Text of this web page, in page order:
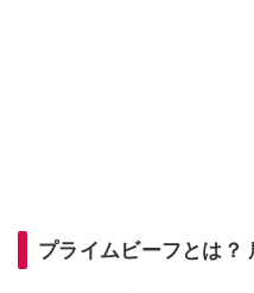
プライムビーフとは？